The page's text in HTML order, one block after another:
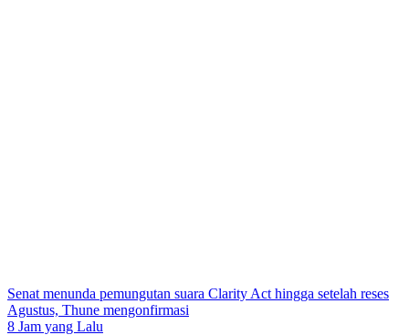
Senat menunda pemungutan suara Clarity Act hingga setelah reses
Agustus, Thune mengonfirmasi
8 Jam yang Lalu